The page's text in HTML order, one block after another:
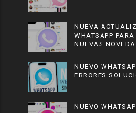
NUEVA
WHATSAPP
NUEVAS
NUEVO
ERRORES
NUEVO